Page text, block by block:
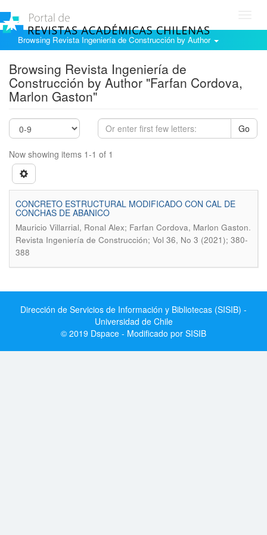
Browsing Revista Ingeniería de Construcción by Author
Browsing Revista Ingeniería de
Construcción by Author "Farfan Cordova,
Marlon Gaston"
Go
Now showing items 1-1 of 1
CONCRETO ESTRUCTURAL MODIFICADO CON CAL DE
CONCHAS DE ABANICO
Mauricio Villarrial, Ronal Alex; Farfan Cordova, Marlon Gaston.
Revista Ingeniería de Construcción; Vol 36, No 3 (2021); 380-
388
Dirección de Servicios de Información y Bibliotecas (SISIB) -
Universidad de Chile
© 2019 Dspace - Modificado por SISIB